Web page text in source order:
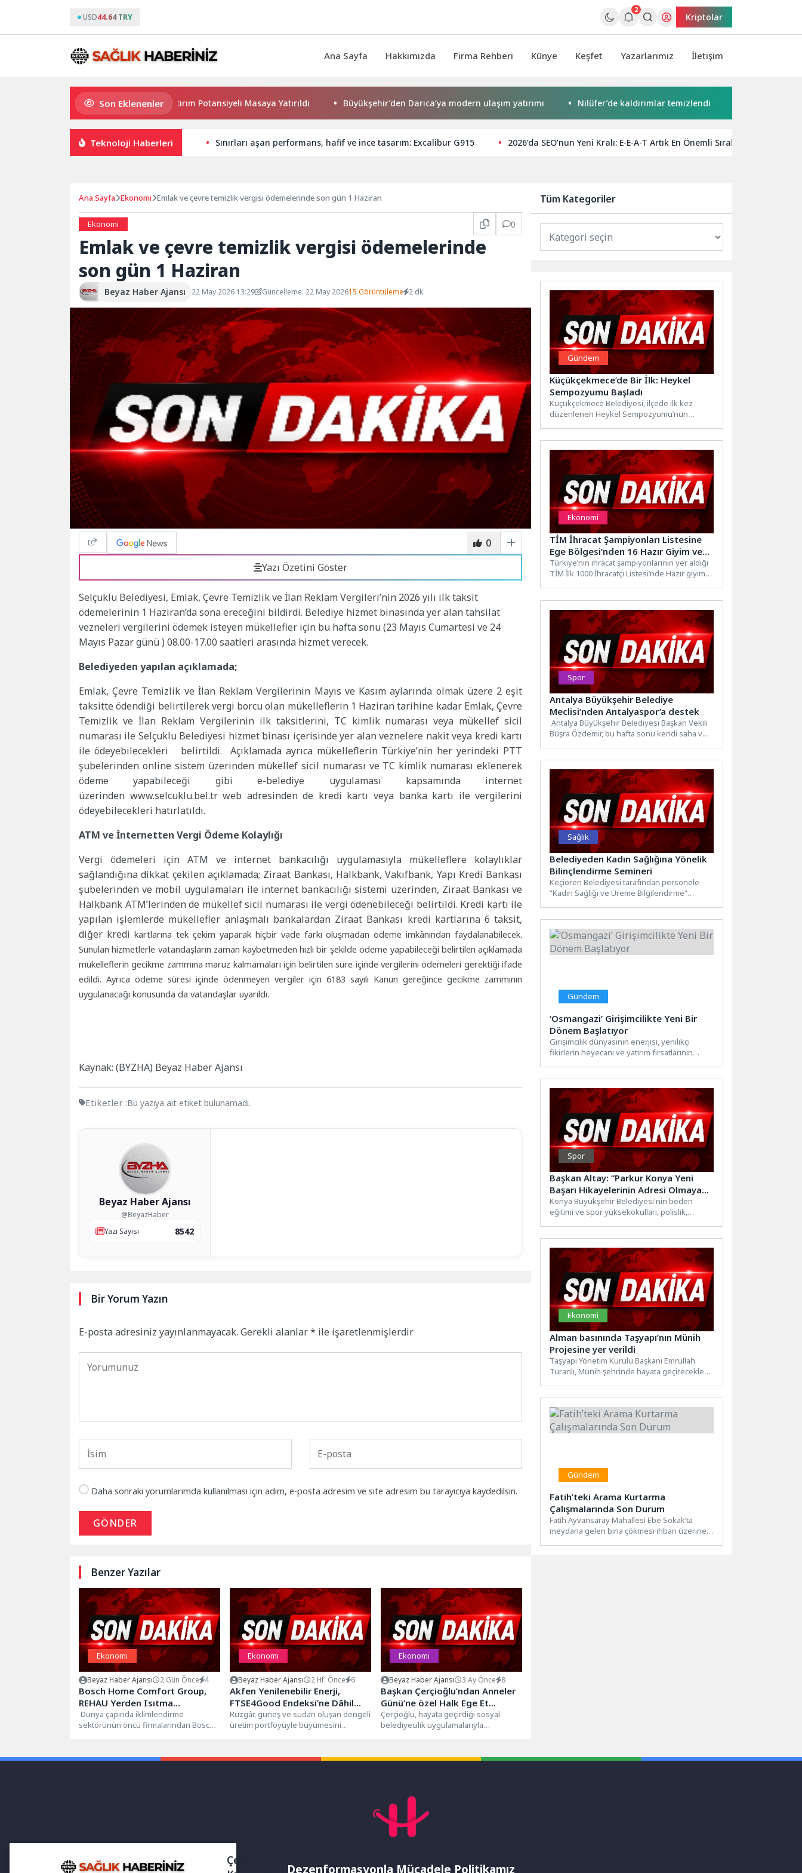
USD44.64 TRY
2
Kriptolar
Ana Sayfa Hakkımızda Firma Rehberi Künye Keşfet Yazarlarımız İletişim
Son Eklenenler
Haymana’nın Geleceği ve Yatırım Potansiyeli Masaya Yatırıldı Büyükşehir’den Darıca’ya modern ulaşım yatırımı Nilüfer’de kaldırımlar temizlendi Başkan
Teknoloji Haberleri Sınırları aşan performans, hafif ve ince tasarım: Excalibur G915 2026’da SEO’nun Yeni Kralı: E-E-A-T Artık En Önemli Sıralama Faktörü
Ana Sayfa Ekonomi Emlak ve çevre temizlik vergisi ödemelerinde son gün 1 Haziran
Ekonomi 0
Emlak ve çevre temizlik vergisi ödemelerinde
son gün 1 Haziran
Beyaz Haber Ajansı 22 May 2026 13:29 Güncelleme: 22 May 202615 Görüntüleme 2 dk.
0
Yazı Özetini Göster
Selçuklu Belediyesi, Emlak, Çevre Temizlik ve İlan Reklam Vergileri’nin 2026 yılı ilk taksit
ödemelerinin 1 Haziran’da sona ereceğini bildirdi. Belediye hizmet binasında yer alan tahsilat
vezneleri vergilerini ödemek isteyen mükellefler için bu hafta sonu (23 Mayıs Cumartesi ve 24
Mayıs Pazar günü ) 08.00-17.00 saatleri arasında hizmet verecek.
Belediyeden yapılan açıklamada;
Emlak, Çevre Temizlik ve İlan Reklam Vergilerinin Mayıs ve Kasım aylarında olmak üzere 2 eşit
taksitte ödendiği belirtilerek vergi borcu olan mükelleflerin 1 Haziran tarihine kadar Emlak, Çevre
Temizlik ve İlan Reklam Vergilerinin ilk taksitlerini, TC kimlik numarası veya mükellef sicil
numarası ile Selçuklu Belediyesi hizmet binası içerisinde yer alan veznelere nakit veya kredi kartı
ile ödeyebilecekleri belirtildi. Açıklamada ayrıca mükelleflerin Türkiye’nin her yerindeki PTT
şubelerinden online sistem üzerinden mükellef sicil numarası ve TC kimlik numarası eklenerek
ödeme yapabileceği gibi e-belediye uygulaması kapsamında internet
üzerinden www.selcuklu.bel.tr web adresinden de kredi kartı veya banka kartı ile vergilerini
ödeyebilecekleri hatırlatıldı.
ATM ve İnternetten Vergi Ödeme Kolaylığı
Vergi ödemeleri için ATM ve internet bankacılığı uygulamasıyla mükelleflere kolaylıklar
sağlandığına dikkat çekilen açıklamada; Ziraat Bankası, Halkbank, Vakıfbank, Yapı Kredi Bankası
şubelerinden ve mobil uygulamaları ile internet bankacılığı sistemi üzerinden, Ziraat Bankası ve
Halkbank ATM’lerinden de mükellef sicil numarası ile vergi ödenebileceği belirtildi. Kredi kartı ile
yapılan işlemlerde mükellefler anlaşmalı bankalardan Ziraat Bankası kredi kartlarına 6 taksit,
diğer kredi kartlarına tek çekim yaparak hiçbir vade farkı oluşmadan ödeme imkânından faydalanabilecek.
Sunulan hizmetlerle vatandaşların zaman kaybetmeden hızlı bir şekilde ödeme yapabileceği belirtilen açıklamada
mükelleflerin gecikme zammına maruz kalmamaları için belirtilen süre içinde vergilerini ödemeleri gerektiği ifade
edildi. Ayrıca ödeme süresi içinde ödenmeyen vergiler için 6183 sayılı Kanun gereğince gecikme zammının
uygulanacağı konusunda da vatandaşlar uyarıldı.
Kaynak: (BYZHA) Beyaz Haber Ajansı
Etiketler :Bu yazıya ait etiket bulunamadı.
Beyaz Haber Ajansı
@BeyazHaber
Yazı Sayısı
8542
Bir Yorum Yazın
E-posta adresiniz yayınlanmayacak. Gerekli alanlar* ile işaretlenmişlerdir
Daha sonraki yorumlarımda kullanılması için adım, e-posta adresim ve site adresim bu tarayıcıya kaydedilsin.
GÖNDER
Benzer Yazılar
Ekonomi
Beyaz Haber Ajansı 2 Gün Önce 4
Bosch Home Comfort Group,
REHAU Yerden Isıtma
Sistemleri’nin Türkiye’deki tek
yetkili distribütörü oldu
Dünya çapında iklimlendirme
sektörünün öncü firmalarından Bosch
Ekonomi
Beyaz Haber Ajansı 2 Hf. Önce 6
Akfen Yenilenebilir Enerji,
FTSE4Good Endeksi’ne Dâhil
Edildi
Rüzgâr, güneş ve sudan oluşan dengeli
üretim portföyüyle büyümesini
Ekonomi
Beyaz Haber Ajansı 3 Ay Önce 8
Başkan Çerçioğlu’ndan Anneler
Günü’ne özel Halk Ege Et
şubelerinde indirim
Çerçioğlu, hayata geçirdiği sosyal
belediyecilik uygulamalarıyla
Başkanı...
Tüm Kategoriler
Gündem
Küçükçekmece’de Bir İlk: Heykel
Sempozyumu Başladı
Küçükçekmece Belediyesi, ilçede ilk kez
düzenlenen Heykel Sempozyumu’nun
Ekonomi
TİM İhracat Şampiyonları Listesine
Ege Bölgesi’nden 16 Hazır Giyim ve
Tekstil İhracatçısı Girdi
Türkiye’nin ihracat şampiyonlarının yer aldığı
TİM İlk 1000 İhracatçı Listesi’nde Hazır giyim
Spor
Antalya Büyükşehir Belediye
Meclisi’nden Antalyaspor’a destek
Antalya Büyükşehir Belediyesi Başkan Vekili
Büşra Özdemir, bu hafta sonu kendi saha ve
Sağlık
Belediyeden Kadın Sağlığına Yönelik
Bilinçlendirme Semineri
Keçiören Belediyesi tarafından personele
“Kadın Sağlığı ve Üreme Bilgilendirme”
Gündem
‘Osmangazi’ Girişimcilikte Yeni Bir
Dönem Başlatıyor
Girişimcilik dünyasının enerjisi, yenilikçi
fikirlerin heyecanı ve yatırım fırsatlarının
Spor
Başkan Altay: “Parkur Konya Yeni
Başarı Hikayelerinin Adresi Olmaya
Devam Ediyor”
Konya Büyükşehir Belediyesi'nin beden
eğitimi ve spor yüksekokulları, polislik,
Ekonomi
Alman basınında Taşyapı’nın Münih
Projesine yer verildi
Taşyapı Yönetim Kurulu Başkanı Emrullah
Turanlı, Münih şehrinde hayata geçirecekleri
Gündem
Fatih’teki Arama Kurtarma
Çalışmalarında Son Durum
Fatih Ayvansaray Mahallesi Ebe Sokak’ta
meydana gelen bina çökmesi ihbarı üzerine
Dezenformasyonla Mücadele Politikamız
Çerez